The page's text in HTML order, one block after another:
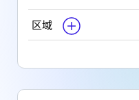
区域